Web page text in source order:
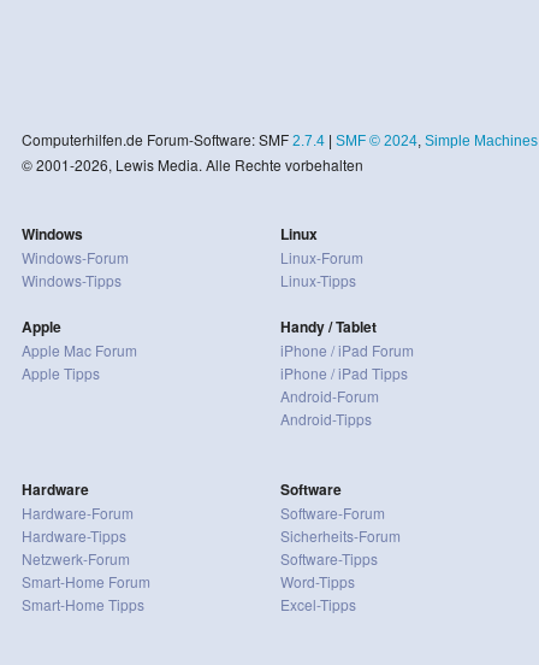
Computerhilfen.de Forum-Software: SMF 2.7.4| SMF © 2024, Simple Machines
© 2001-2026, Lewis Media. Alle Rechte vorbehalten
Windows
Windows-Forum
Windows-Tipps
Apple
Apple Mac Forum
Apple Tipps
Linux
Linux-Forum
Linux-Tipps
Handy / Tablet
iPhone / iPad Forum
iPhone / iPad Tipps
Android-Forum
Android-Tipps
Hardware
Hardware-Forum
Hardware-Tipps
Netzwerk-Forum
Smart-Home Forum
Smart-Home Tipps
Software
Software-Forum
Sicherheits-Forum
Software-Tipps
Word-Tipps
Excel-Tipps